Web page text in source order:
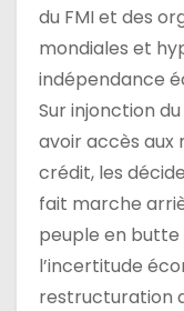
du FMI et des
mondiales et
indépendance
Sur injonction
avoir accès aux
crédit, les
fait marche
peuple en butte
l’incertitude
restructuration